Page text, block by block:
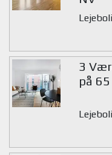
3
på